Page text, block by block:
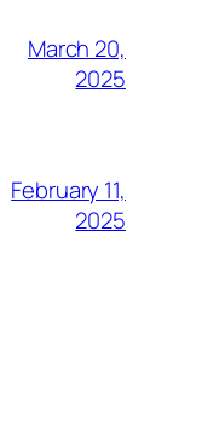
March 20,
2025
February 11,
2025